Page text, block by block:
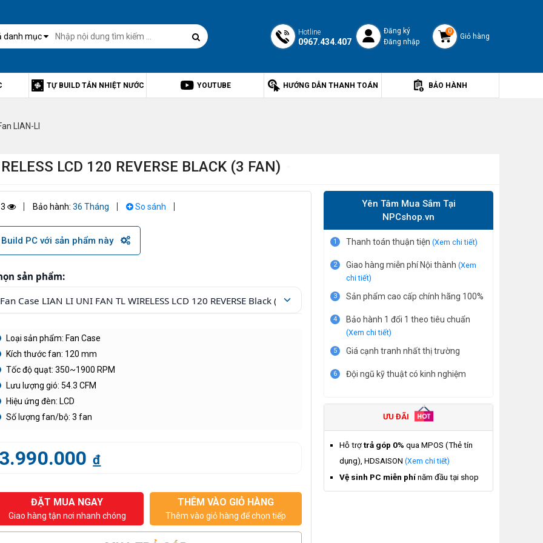
danh mục Hotline
0967.434.407
Đăng ký
Đăng nhập
0
Giỏ hàng
TỰ BUILD TẢN NHIỆT NƯỚC YOUTUBE HƯỚNG DẪN THANH TOÁN BẢO HÀNH
LIAN-LI
LCD 120 REVERSE BLACK (3 FAN)
Bảo hành: 36 Tháng So sánh
Build PC với sản phẩm này
sản phẩm:
Loại sản phẩm: Fan Case
Kích thước fan: 120 mm
Tốc độ quạt: 350~1900 RPM
Lưu lượng gió: 54.3 CFM
Hiệu ứng đèn: LCD
Số lượng fan/bộ: 3 fan
đ
ĐẶT MUA NGAY
Giao hàng tận nơi nhanh chóng
THÊM VÀO GIỎ HÀNG
Thêm vào giỏ hàng để chọn tiếp
Yên Tâm Mua Sắm Tại
NPCshop.vn
1 Thanh toán thuận tiện (Xem chi tiết)
2 Giao hàng miễn phí Nội thành (Xem
chi tiết)
3 Sản phẩm cao cấp chính hãng 100%
4 Bảo hành 1 đổi 1 theo tiêu chuẩn
(Xem chi tiết)
5 Giá cạnh tranh nhất thị trường
6 Đội ngũ kỹ thuật có kinh nghiệm
ƯU ĐÃI
Hỗ trợtrả góp 0% qua MPOS (Thẻ tín
dụng), HDSAISON (Xem chi tiết)
Vệ sinh PC miễn phínăm đầu tại shop